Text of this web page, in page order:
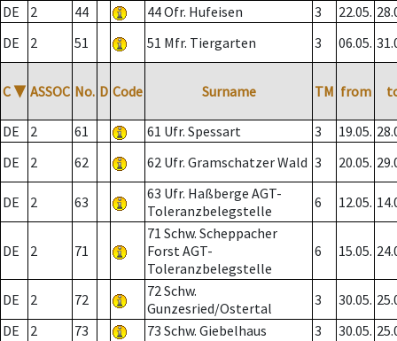
DE
2 44 44 Ofr. Hufeisen 3 22.05.
DE
2 51 51 Mfr. Tiergarten 3 06.05.
C ▼ ASSOC No. D Code Surname TM from
DE 2 61 61 Ufr. Spessart 3 19.05.
DE
2 62 62 Ufr. Gramschatzer Wald 3 20.05.
DE 2 63
63 Ufr. Haßberge AGT-
Toleranzbelegstelle
6 12.05.
DE 2 71
71 Schw. Scheppacher
Forst AGT-
Toleranzbelegstelle
6 15.05.
DE 2 72
72 Schw.
Gunzesried/Ostertal
3 30.05.
DE
2 73 73 Schw. Giebelhaus 3 30.05.